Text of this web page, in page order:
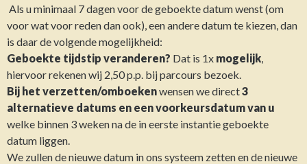
Als u minimaal 7 dagen voor de geboekte datum wenst (om
voor wat voor reden dan ook), een andere datum te kiezen, dan
is daar de volgende mogelijkheid:
Geboekte tijdstip veranderen? Dat is 1x mogelijk,
hiervoor rekenen wij 2,50 p.p. bij parcours bezoek.
Bij het verzetten/omboekenwensen we direct3
alternatieve datums en een voorkeursdatum van u
welke binnen 3 weken na de in eerste instantie geboekte
datum liggen.
We zullen de nieuwe datum in ons systeem zetten en de nieuwe